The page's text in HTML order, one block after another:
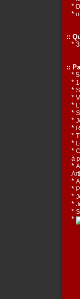
*
*
::
*
::
*
*
*
*
*
*
*
*
*
*
*
à
*
*
*
*
*
*
*